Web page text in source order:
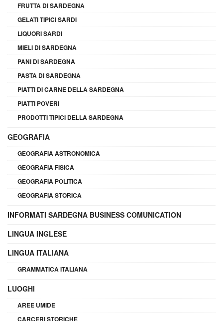
FRUTTA DI SARDEGNA
GELATI TIPICI SARDI
LIQUORI SARDI
MIELI DI SARDEGNA
PANI DI SARDEGNA
PASTA DI SARDEGNA
PIATTI DI CARNE DELLA SARDEGNA
PIATTI POVERI
PRODOTTI TIPICI DELLA SARDEGNA
GEOGRAFIA
GEOGRAFIA ASTRONOMICA
GEOGRAFIA FISICA
GEOGRAFIA POLITICA
GEOGRAFIA STORICA
INFORMATI SARDEGNA BUSINESS COMUNICATION
LINGUA INGLESE
LINGUA ITALIANA
GRAMMATICA ITALIANA
LUOGHI
AREE UMIDE
CARCERI STORICHE